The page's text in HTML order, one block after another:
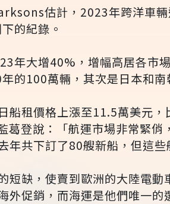
估計，2023年跨洋車
的紀錄。
年大增40%，增幅高居各市
的100萬輛，其次是日本和南
船租價格上漲至11.5萬美元
登說：「航運市場非常緊俏
年共下訂了80艘新船，但這些
短缺，使賣到歐洲的大陸電
外促銷，而海運是他們唯一的